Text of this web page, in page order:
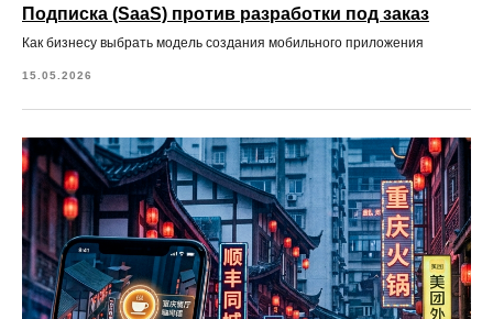
Подписка (SaaS) против разработки под заказ
Как бизнесу выбрать модель создания мобильного приложения
15.05.2026